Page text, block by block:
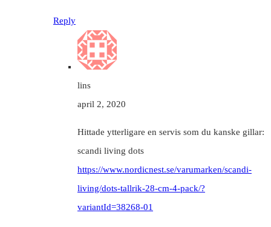
Reply
lins
april 2, 2020
Hittade ytterligare en servis som du kanske gillar:
scandi living dots
https://www.nordicnest.se/varumarken/scandi-
living/dots-tallrik-28-cm-4-pack/?
variantId=38268-01